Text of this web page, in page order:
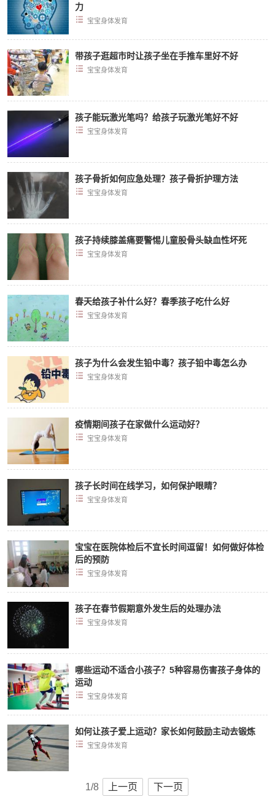
力
宝宝身体发育
带孩子逛超市时让孩子坐在手推车里好不好
宝宝身体发育
孩子能玩激光笔吗？给孩子玩激光笔好不好
宝宝身体发育
孩子骨折如何应急处理？孩子骨折护理方法
宝宝身体发育
孩子持续膝盖痛要警惕儿童股骨头缺血性坏死
宝宝身体发育
春天给孩子补什么好？春季孩子吃什么好
宝宝身体发育
孩子为什么会发生铅中毒？孩子铅中毒怎么办
宝宝身体发育
疫情期间孩子在家做什么运动好？
宝宝身体发育
孩子长时间在线学习，如何保护眼睛？
宝宝身体发育
宝宝在医院体检后不宜长时间逗留！如何做好体检
后的预防
宝宝身体发育
孩子在春节假期意外发生后的处理办法
宝宝身体发育
哪些运动不适合小孩子？5种容易伤害孩子身体的
运动
宝宝身体发育
如何让孩子爱上运动？家长如何鼓励主动去锻炼
宝宝身体发育
1/8 上一页 下一页